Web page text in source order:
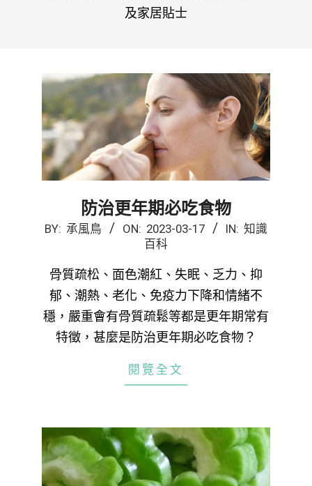
及家居貼士
防治更年期必吃食物
2023-
17
BY: 承風鳥 ON: 2023-03-17 IN: 知識
百科
骨質疏松、面色潮紅、失眠、乏力、抑
郁、潮熱、老化、免疫力下降和情緒不
穩，嚴重會有骨質疏鬆等都是更年期常有
特徵，甚麼是防治更年期必吃食物？
閱覽全文